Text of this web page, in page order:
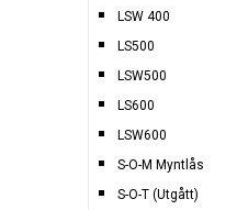
LSW 400
LS500
LSW500
LS600
LSW600
S-O-M Myntlås
S-O-T (Utgått)